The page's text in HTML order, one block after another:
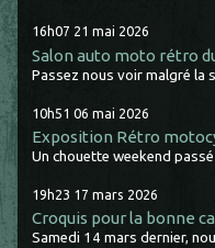
16h07 21 mai 2026
Salon auto moto rétro
Passez nous voir malgré la
10h51 06 mai 2026
Exposition Rétro
Un chouette weekend
19h23 17 mars 2026
Croquis pour la bonne
Samedi 14 mars dernier,